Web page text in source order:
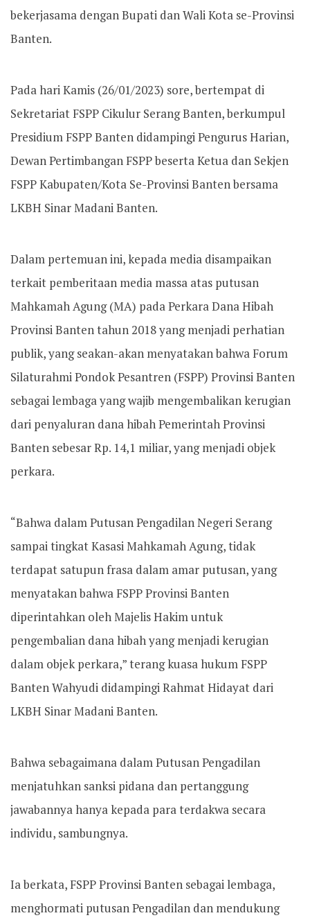
bekerjasama dengan Bupati dan Wali Kota se-Provinsi
Banten.
Pada hari Kamis (26/01/2023) sore, bertempat di
Sekretariat FSPP Cikulur Serang Banten, berkumpul
Presidium FSPP Banten didampingi Pengurus Harian,
Dewan Pertimbangan FSPP beserta Ketua dan Sekjen
FSPP Kabupaten/Kota Se-Provinsi Banten bersama
LKBH Sinar Madani Banten.
Dalam pertemuan ini, kepada media disampaikan
terkait pemberitaan media massa atas putusan
Mahkamah Agung (MA) pada Perkara Dana Hibah
Provinsi Banten tahun 2018 yang menjadi perhatian
publik, yang seakan-akan menyatakan bahwa Forum
Silaturahmi Pondok Pesantren (FSPP) Provinsi Banten
sebagai lembaga yang wajib mengembalikan kerugian
dari penyaluran dana hibah Pemerintah Provinsi
Banten sebesar Rp. 14,1 miliar, yang menjadi objek
perkara.
“Bahwa dalam Putusan Pengadilan Negeri Serang
sampai tingkat Kasasi Mahkamah Agung, tidak
terdapat satupun frasa dalam amar putusan, yang
menyatakan bahwa FSPP Provinsi Banten
diperintahkan oleh Majelis Hakim untuk
pengembalian dana hibah yang menjadi kerugian
dalam objek perkara,” terang kuasa hukum FSPP
Banten Wahyudi didampingi Rahmat Hidayat dari
LKBH Sinar Madani Banten.
Bahwa sebagaimana dalam Putusan Pengadilan
menjatuhkan sanksi pidana dan pertanggung
jawabannya hanya kepada para terdakwa secara
individu, sambungnya.
Ia berkata, FSPP Provinsi Banten sebagai lembaga,
menghormati putusan Pengadilan dan mendukung